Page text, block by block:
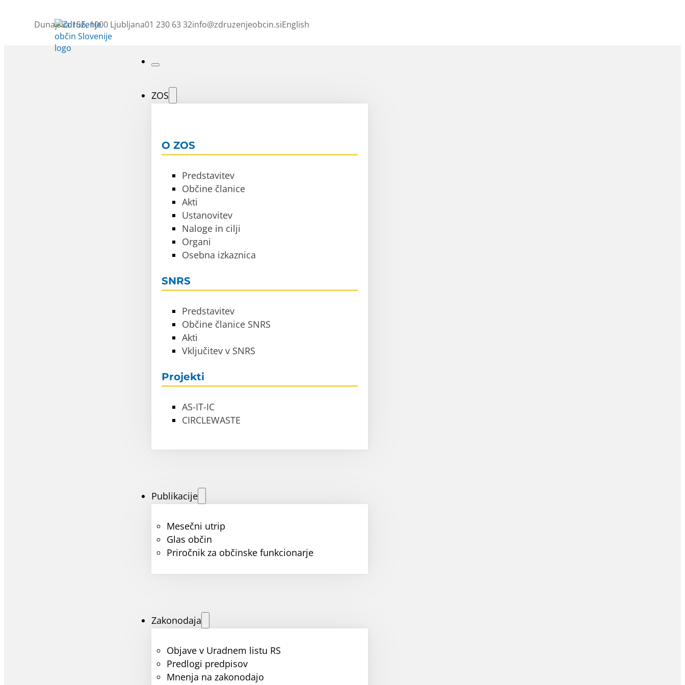
Dunajska 156, 1000 Ljubljana01 230 63 32info@zdruzenjeobcin.siEnglish
ZOS
O ZOS
Predstavitev
Občine članice
Akti
Ustanovitev
Naloge in cilji
Organi
Osebna izkaznica
SNRS
Predstavitev
Občine članice SNRS
Akti
Vključitev v SNRS
Projekti
AS-IT-IC
CIRCLEWASTE
Publikacije
Mesečni utrip
Glas občin
Priročnik za občinske funkcionarje
Zakonodaja
Objave v Uradnem listu RS
Predlogi predpisov
Mnenja na zakonodajo